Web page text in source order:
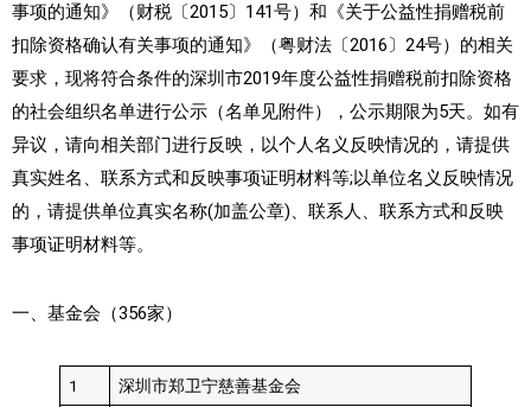
事项的通知》（财税〔2015〕141号）和《关于公益性捐赠税前
扣除资格确认有关事项的通知》（粤财法〔2016〕24号）的相关
要求，现将符合条件的深圳市2019年度公益性捐赠税前扣除资格
的社会组织名单进行公示（名单见附件），公示期限为5天。如有
异议，请向相关部门进行反映，以个人名义反映情况的，请提供
真实姓名、联系方式和反映事项证明材料等;以单位名义反映情况
的，请提供单位真实名称(加盖公章)、联系人、联系方式和反映
事项证明材料等。
一、基金会（356家）
1 深圳市郑卫宁慈善基金会